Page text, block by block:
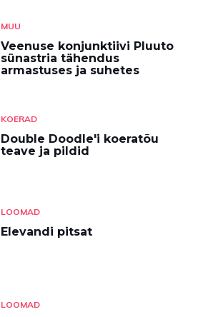
MUU
Veenuse konjunktiivi Pluuto
sünastria tähendus
armastuses ja suhetes
KOERAD
Double Doodle'i koeratõu
teave ja pildid
LOOMAD
Elevandi pitsat
LOOMAD